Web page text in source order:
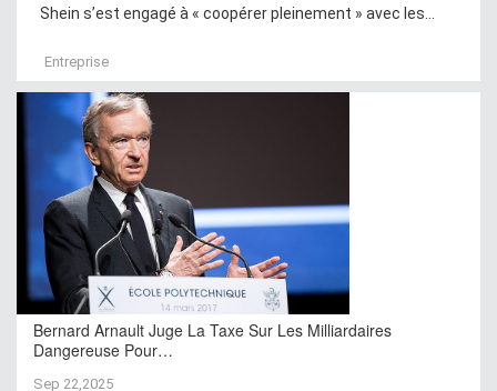
Shein s’est engagé à « coopérer pleinement » avec les...
Entreprise
Bernard Arnault Juge La Taxe Sur Les Milliardaires
Dangereuse Pour…
Sep 22,2025